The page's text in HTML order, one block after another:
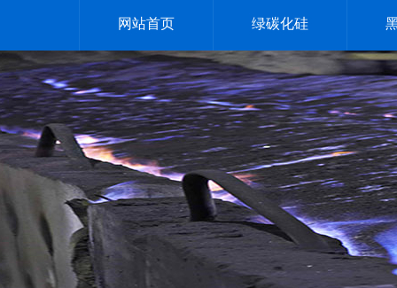
网站首页 绿碳化硅